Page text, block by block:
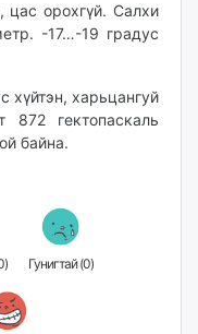
цас орохгүй. Салхи
-17…-19 градус
хүйтэн, харьцангуй
гектопаскаль
байна.
) Гунигтай (0)